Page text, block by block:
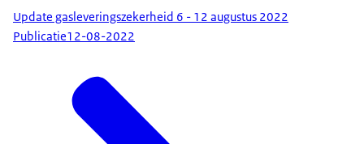
Update gasleveringszekerheid 6 - 12 augustus 2022
Publicatie12-08-2022